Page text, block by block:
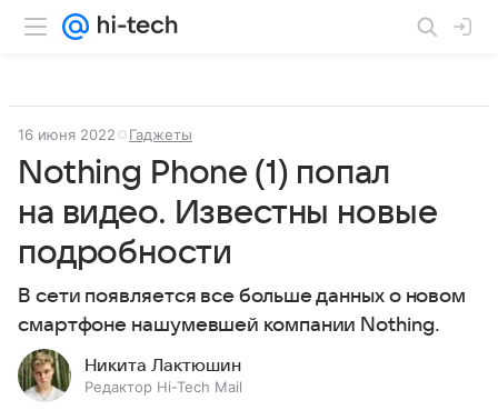
16 июня 2022 Гаджеты
Nothing Phone (1) попал
на видео. Известны новые
подробности
В сети появляется все больше данных о новом
смартфоне нашумевшей компании Nothing.
Никита Лактюшин
Редактор Hi-Tech Mail